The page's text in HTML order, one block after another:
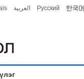
العربية Русский